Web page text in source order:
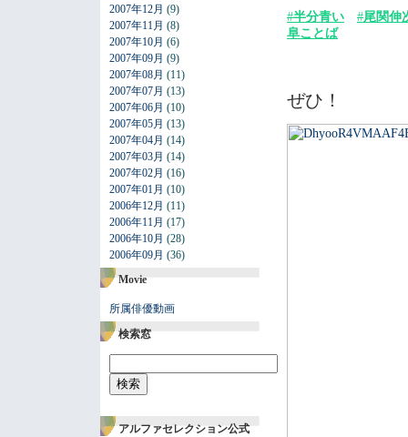
2007年12月 (9)
2007年11月 (8)
2007年10月 (6)
2007年09月 (9)
2007年08月 (11)
2007年07月 (13)
2007年06月 (10)
2007年05月 (13)
2007年04月 (14)
2007年03月 (14)
2007年02月 (16)
2007年01月 (10)
2006年12月 (11)
2006年11月 (17)
2006年10月 (28)
2006年09月 (36)
Movie
所属俳優動画
検索窓
アルファセレクション公式
#半分青い #尾関伸
阜ことば
ぜひ！